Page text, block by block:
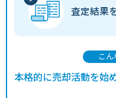
査定結果
こ
本格的に売却活動を始